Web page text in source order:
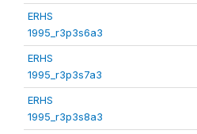
ERHS
1995_r3p3s6a3
ERHS
1995_r3p3s7a3
ERHS
1995_r3p3s8a3